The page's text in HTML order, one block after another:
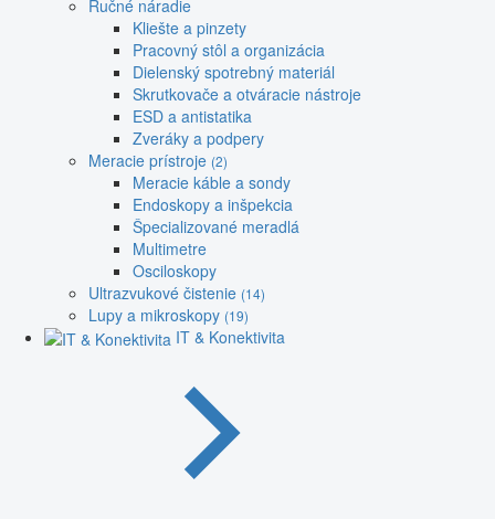
Ručné náradie
Kliešte a pinzety
Pracovný stôl a organizácia
Dielenský spotrebný materiál
Skrutkovače a otváracie nástroje
ESD a antistatika
Zveráky a podpery
Meracie prístroje (2)
Meracie káble a sondy
Endoskopy a inšpekcia
Špecializované meradlá
Multimetre
Osciloskopy
Ultrazvukové čistenie (14)
Lupy a mikroskopy (19)
IT & Konektivita